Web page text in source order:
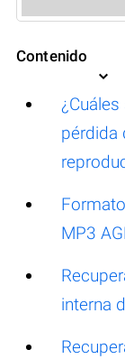
Contenido
pérdida
MP3
interna